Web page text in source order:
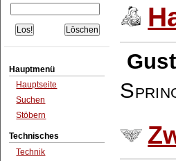
Hauptmenü
Hauptseite
Suchen
Stöbern
Technisches
Technik